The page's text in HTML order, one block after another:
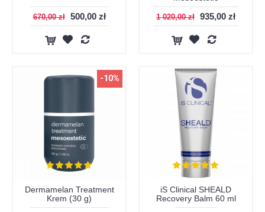
670,00 zł 500,00 zł 1 020,00 zł 935,00 zł
-10%
Dermamelan Treatment
Krem (30 g)
iS Clinical SHEALD
Recovery Balm 60 ml